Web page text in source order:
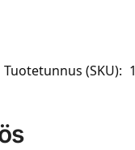
Tuotetunnus (SKU):